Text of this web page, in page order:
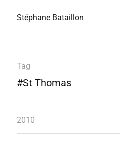
Stéphane Bataillon
Tag
#St Thomas
2010